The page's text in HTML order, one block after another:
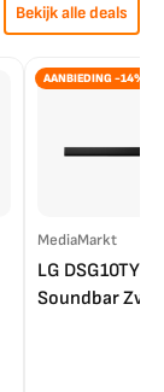
Bekijk alle deals
AANBIEDING -14%
MediaMarkt
LG DSG10TY
Soundbar